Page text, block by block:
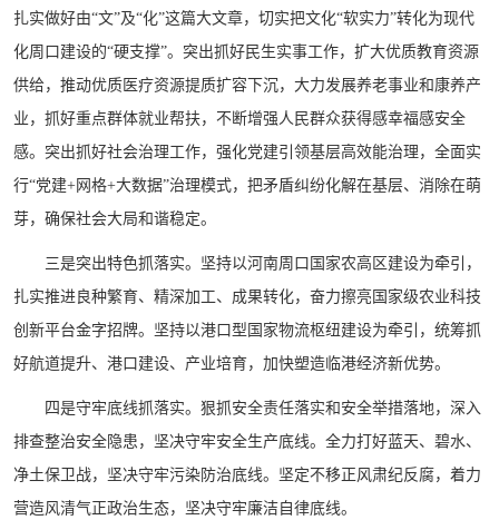
扎实做好由“文”及“化”这篇大文章，切实把文化“软实力”转化为现代
化周口建设的“硬支撑”。突出抓好民生实事工作，扩大优质教育资源
供给，推动优质医疗资源提质扩容下沉，大力发展养老事业和康养产
业，抓好重点群体就业帮扶，不断增强人民群众获得感幸福感安全
感。突出抓好社会治理工作，强化党建引领基层高效能治理，全面实
行“党建+网格+大数据”治理模式，把矛盾纠纷化解在基层、消除在萌
芽，确保社会大局和谐稳定。
三是突出特色抓落实。坚持以河南周口国家农高区建设为牵引，
扎实推进良种繁育、精深加工、成果转化，奋力擦亮国家级农业科技
创新平台金字招牌。坚持以港口型国家物流枢纽建设为牵引，统筹抓
好航道提升、港口建设、产业培育，加快塑造临港经济新优势。
四是守牢底线抓落实。狠抓安全责任落实和安全举措落地，深入
排查整治安全隐患，坚决守牢安全生产底线。全力打好蓝天、碧水、
净土保卫战，坚决守牢污染防治底线。坚定不移正风肃纪反腐，着力
营造风清气正政治生态，坚决守牢廉洁自律底线。